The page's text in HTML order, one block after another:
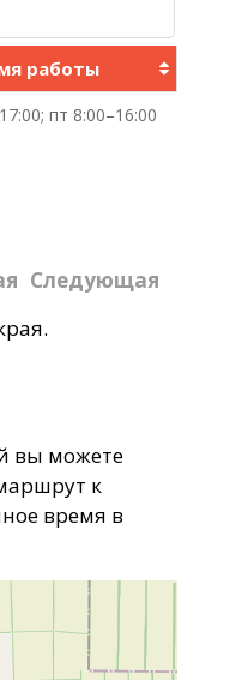
работы
пт 8:00–16:00
Следующая
вы можете
к
время в